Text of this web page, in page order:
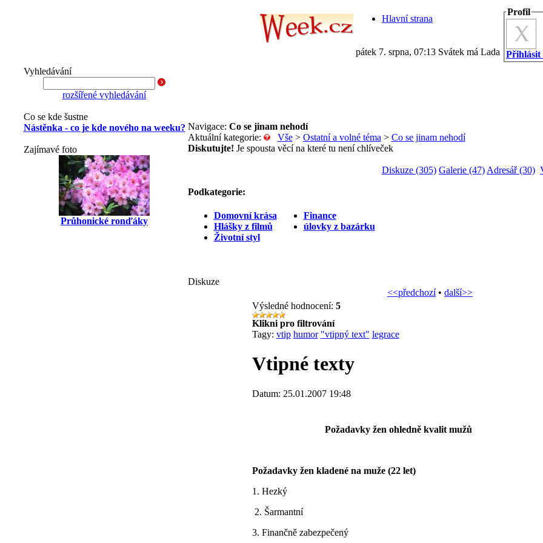
Hlavní strana
pátek 7. srpna, 07:13 Svátek má Lada
Profil
Přihlásit
Vyhledávání
rozšířené vyhledávání
Co se kde šustne
Nástěnka - co je kde nového na weeku?
Zajímavé foto
Průhonické ronďáky
Navigace: Co se jinam nehodí
Aktuální kategorie: Vše> Ostatní a volné téma > Co se jinam nehodí
Diskutujte! Je spousta věcí na které tu není chlíveček
Diskuze (305) Galerie (47) Adresář (30)
Podkategorie:
Domovní krása
Hlášky z filmů
Životní styl
Finance
úlovky z bazárku
Diskuze
<<předchozí• další>>
Výsledné hodnocení: 5
Klikni pro filtrování
Tagy: vtip humor "vtipný text" legrace
Vtipné texty
Datum: 25.01.2007 19:48
Požadavky žen ohledně kvalit mužů
Požadavky žen kladené na muže (22 let)
1. Hezký
2. Šarmantní
3. Finančně zabezpečený